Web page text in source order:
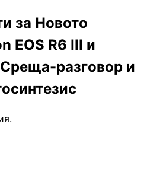
за Новото
EOS R6 III и
разговор и